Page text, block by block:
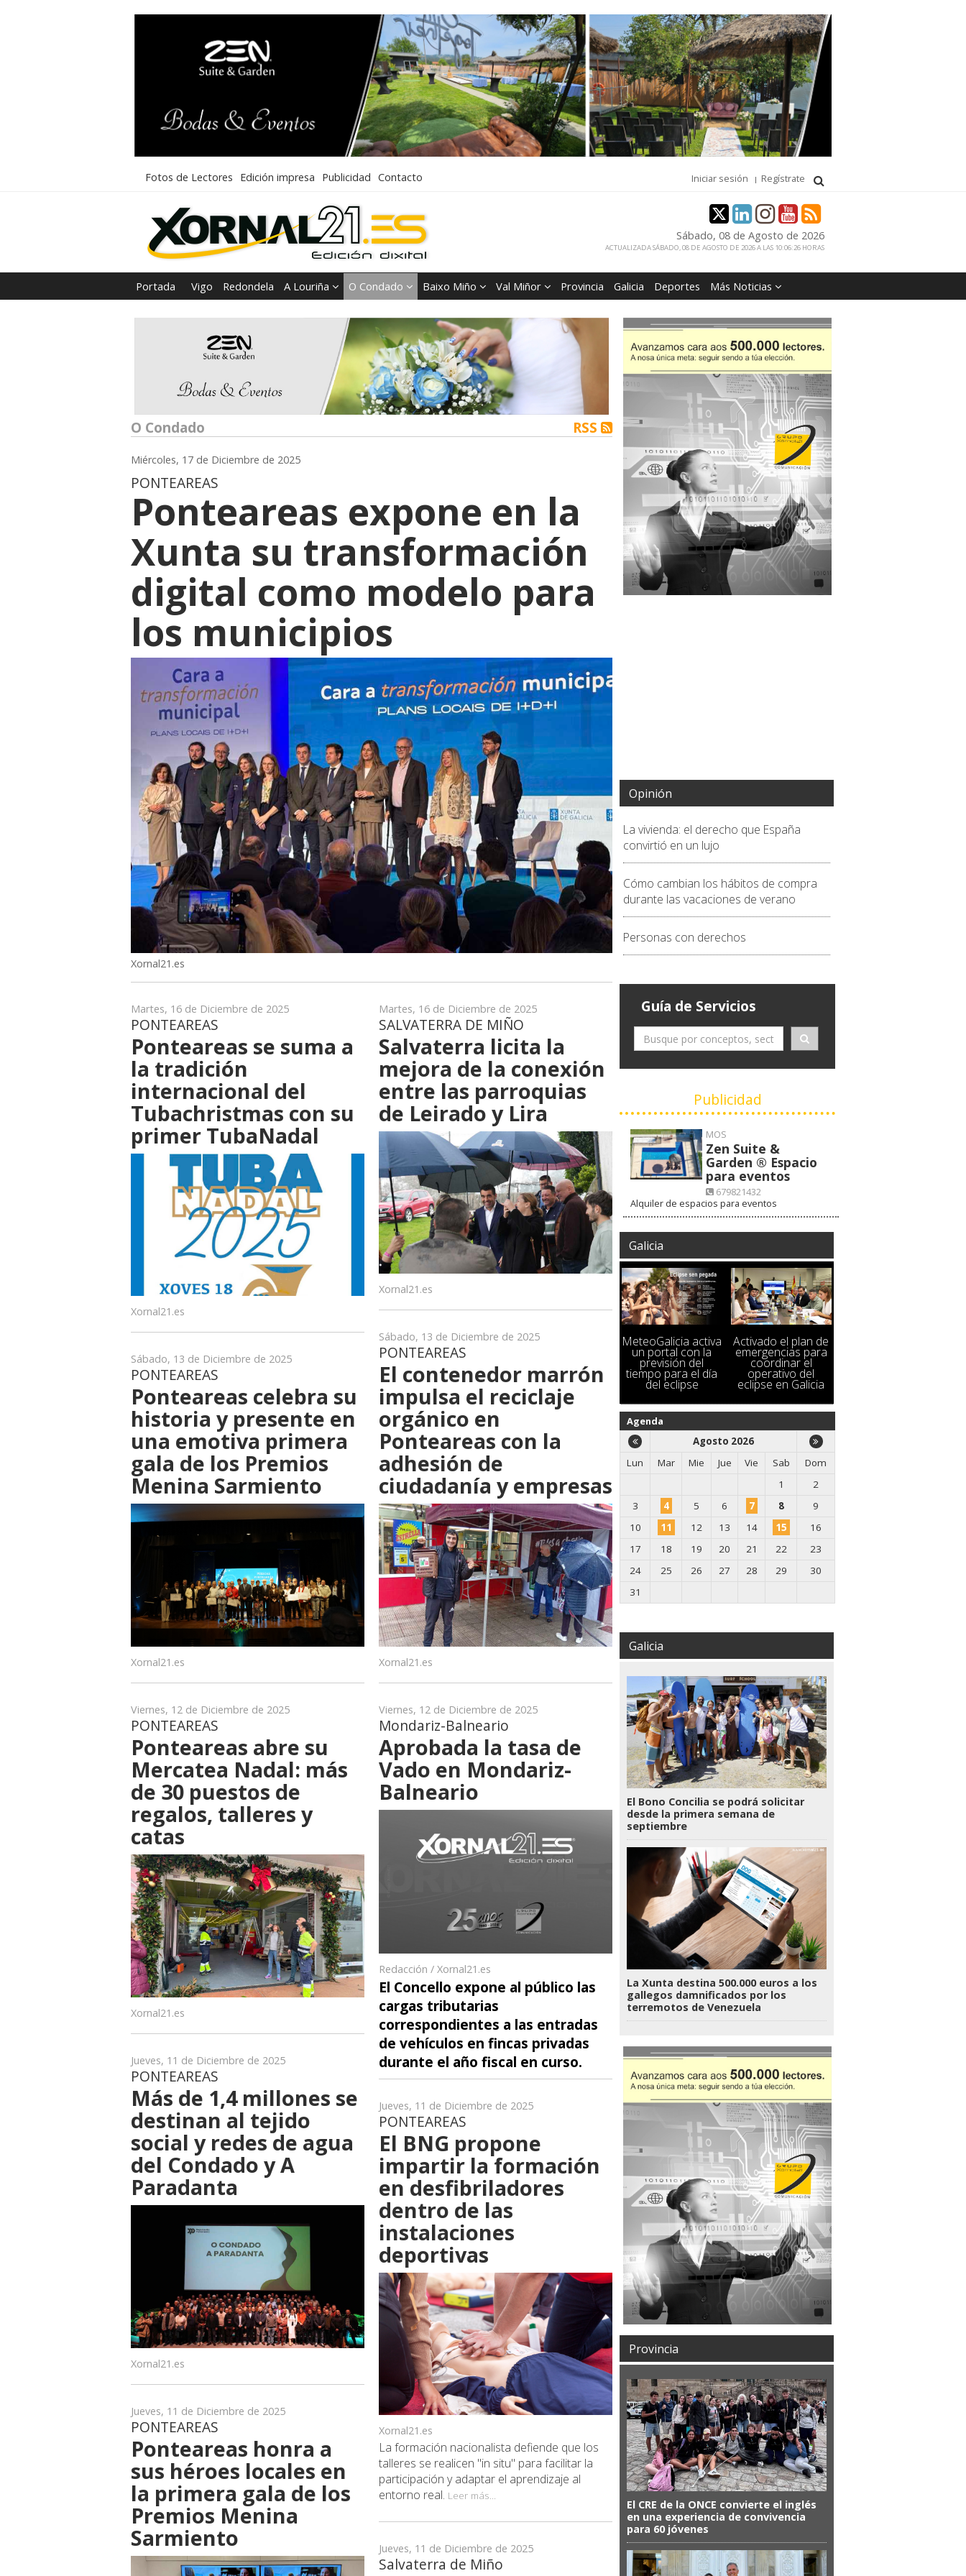
Fotos de Lectores Edición impresa Publicidad Contacto Iniciar sesión Regístrate
Sábado, 08 de Agosto de 2026
ACTUALIZADA SÁBADO, 08 DE AGOSTO DE 2026 A LAS 10:06:26 HORAS
Portada Vigo Redondela A Louriña O Condado Baixo Miño Val Miñor Provincia Galicia Deportes Más Noticias
O Condado RSS
Miércoles, 17 de Diciembre de 2025
PONTEAREAS
Ponteareas expone en la
Xunta su transformación
digital como modelo para
los municipios
Xornal21.es
Martes, 16 de Diciembre de 2025
PONTEAREAS
Ponteareas se suma a
la tradición
internacional del
Tubachristmas con su
primer TubaNadal
Xornal21.es
Sábado, 13 de Diciembre de 2025
PONTEAREAS
Ponteareas celebra su
historia y presente en
una emotiva primera
gala de los Premios
Menina Sarmiento
Xornal21.es
Viernes, 12 de Diciembre de 2025
PONTEAREAS
Ponteareas abre su
Mercatea Nadal: más
de 30 puestos de
regalos, talleres y
catas
Xornal21.es
Jueves, 11 de Diciembre de 2025
PONTEAREAS
Más de 1,4 millones se
destinan al tejido
social y redes de agua
del Condado y A
Paradanta
Xornal21.es
Jueves, 11 de Diciembre de 2025
PONTEAREAS
Ponteareas honra a
sus héroes locales en
la primera gala de los
Premios Menina
Sarmiento
Martes, 16 de Diciembre de 2025
SALVATERRA DE MIÑO
Salvaterra licita la
mejora de la conexión
entre las parroquias
de Leirado y Lira
Xornal21.es
Sábado, 13 de Diciembre de 2025
PONTEAREAS
El contenedor marrón
impulsa el reciclaje
orgánico en
Ponteareas con la
adhesión de
ciudadanía y empresas
Xornal21.es
Viernes, 12 de Diciembre de 2025
Mondariz-Balneario
Aprobada la tasa de
Vado en Mondariz-
Balneario
Redacción / Xornal21.es
El Concello expone al público las
cargas tributarias
correspondientes a las entradas
de vehículos en fincas privadas
durante el año fiscal en curso.
Jueves, 11 de Diciembre de 2025
PONTEAREAS
El BNG propone
impartir la formación
en desfibriladores
dentro de las
instalaciones
deportivas
Xornal21.es
La formación nacionalista defiende que los
talleres se realicen "in situ" para facilitar la
participación y adaptar el aprendizaje al
entorno real. Leer más...
Jueves, 11 de Diciembre de 2025
Salvaterra de Miño
Opinión
La vivienda: el derecho que España
convirtió en un lujo
Cómo cambian los hábitos de compra
durante las vacaciones de verano
Personas con derechos
Guía de Servicios
Publicidad
MOS
Zen Suite &
Garden ® Espacio
para eventos
679821432
VISITAR WEB
Alquiler de espacios para eventos
Galicia
MeteoGalicia activa
un portal con la
previsión del
tiempo para el día
del eclipse
Activado el plan de
emergencias para
coordinar el
operativo del
eclipse en Galicia
Agenda
Agosto 2026
Lun
Mar Mie Jue Vie Sab
Dom
1
2
3
4 5 6 7 8
9
10
11 12 13 14 15
16
17
18 19 20 21 22
23
24
25 26 27 28 29
30
31
Galicia
El Bono Concilia se podrá solicitar
desde la primera semana de
septiembre
La Xunta destina 500.000 euros a los
gallegos damnificados por los
terremotos de Venezuela
Provincia
El CRE de la ONCE convierte el inglés
en una experiencia de convivencia
para 60 jóvenes